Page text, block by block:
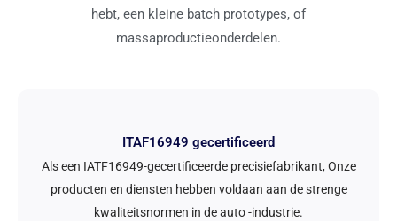
hebt, een kleine batch prototypes, of
massaproductieonderdelen.
ITAF16949 gecertificeerd
Als een IATF16949-gecertificeerde precisiefabrikant, Onze
producten en diensten hebben voldaan aan de strenge
kwaliteitsnormen in de auto -industrie.